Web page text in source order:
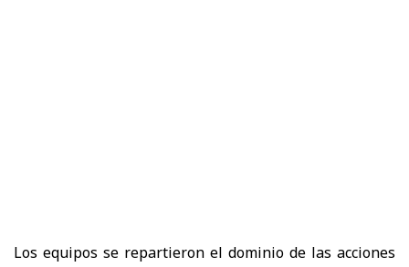
Los equipos se repartieron el dominio de las acciones